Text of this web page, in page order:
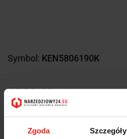
Zgoda Szczegóły
Symbol: KEN5806190K
1946.43
1946.43